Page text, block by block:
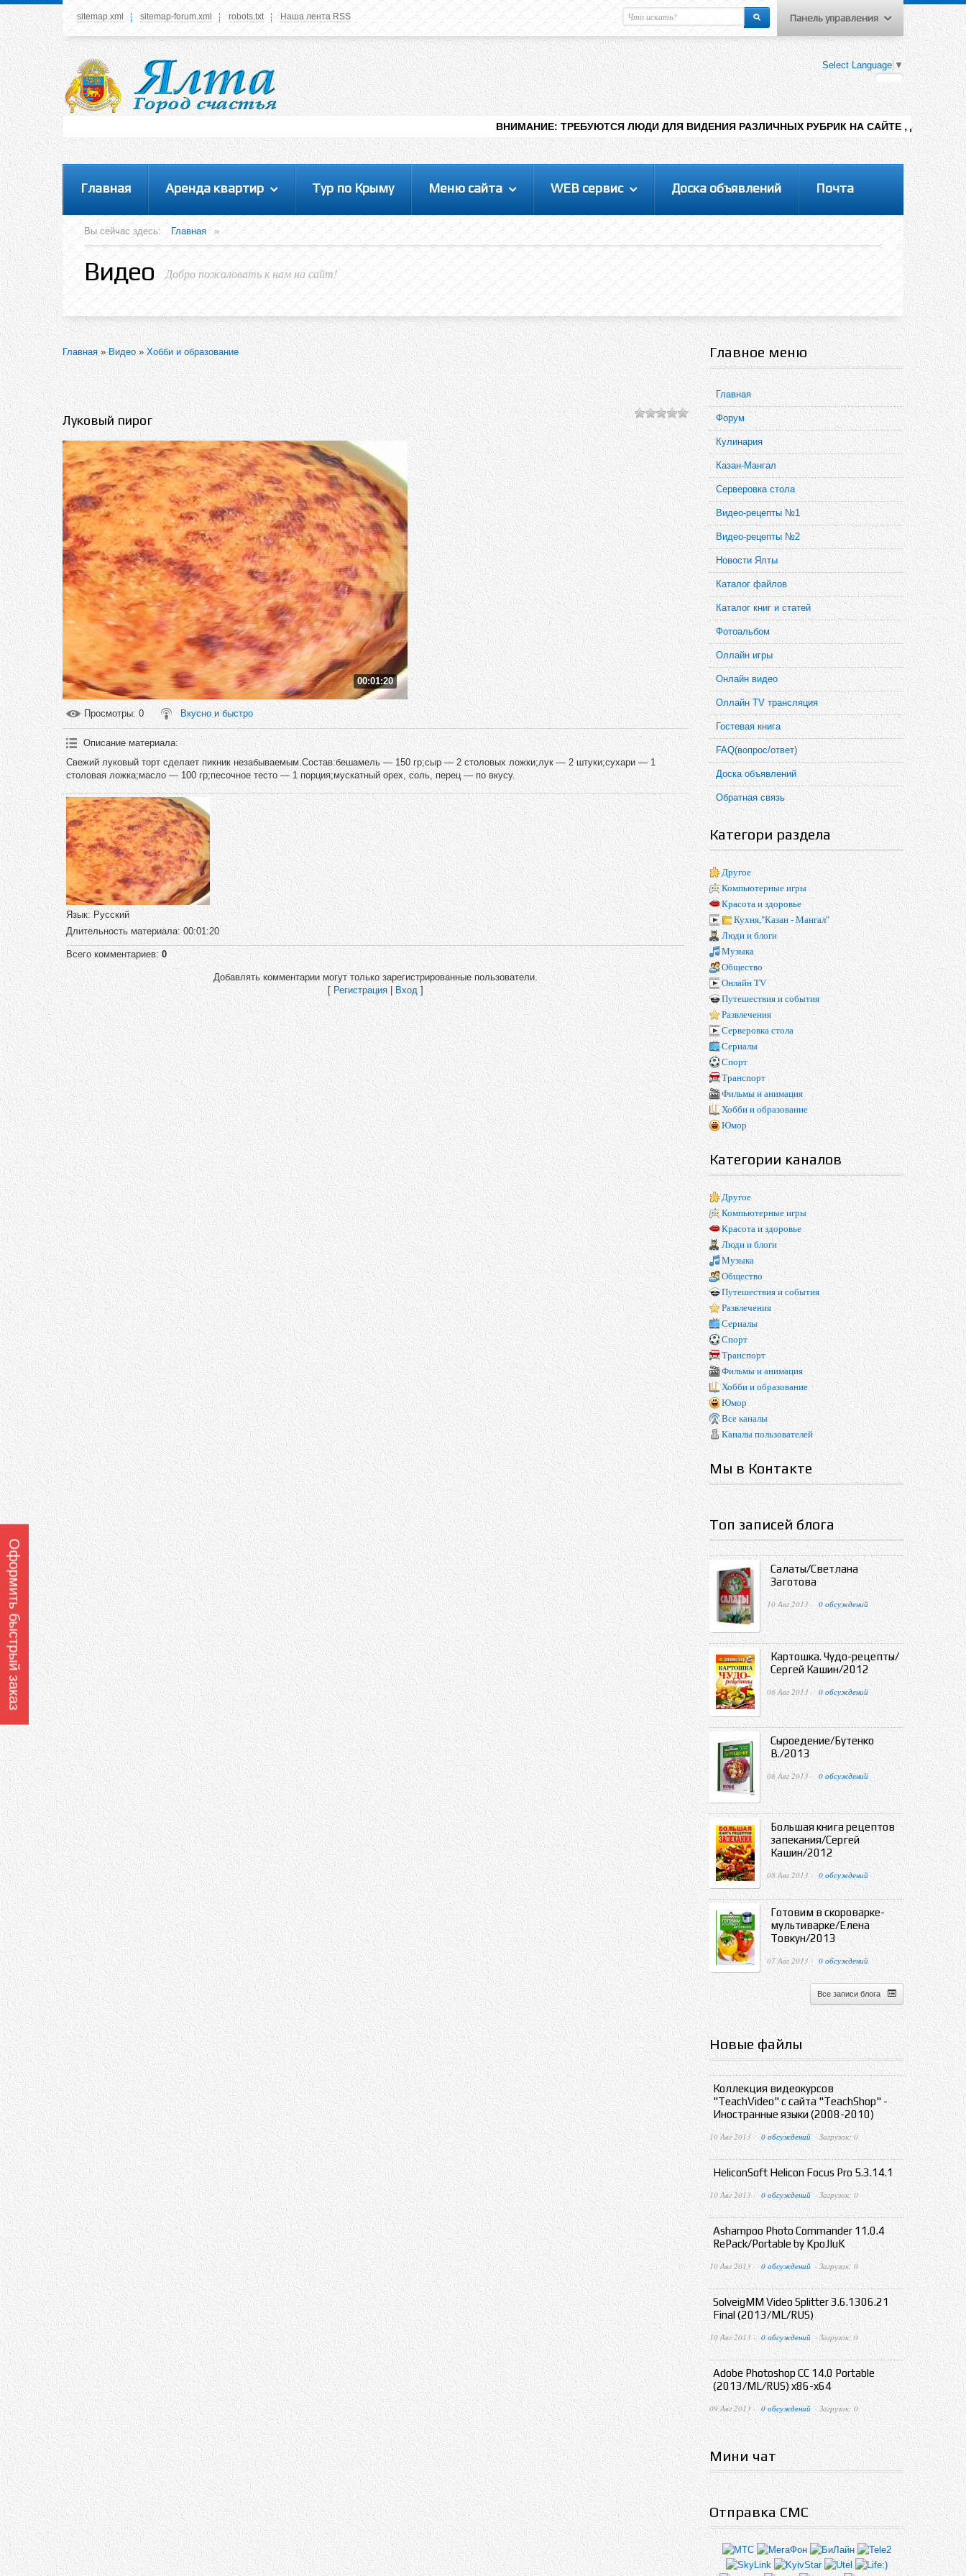
У вас нет прав просматривать данное меню,
пожалуйста, войдите на сайт под своим
логином или зарегестрируйтесь! Это позволит
вам пользоваться всеми функциями нашего
Здравствуйте уважаемыйГость. Чтобы
пользоваться данной панелью
управления, вам необходимо
авторизоваться на сайте под своим
логином, либо пройти регистрацию.
Меню пользователя
Вход на сайт
Регистрация
Панель управления
sitemap.xml sitemap-forum.xml robots.txt Наша лента RSS
Select Language ▼
ВНИМАНИЕ: ТРЕБУЮТСЯ ЛЮДИ ДЛЯ ВИДЕНИЯ РАЗЛИЧНЫХ РУБРИК НА САЙТЕ , ДОБАВЛЕНИЯ
Главная Аренда квартир Тур по Крыму Меню сайта WEB сервис Доска объявлений Почта
Вы сейчас здесь: Главная »
Видео Добро пожаловать к нам на сайт!
Главная»Видео»Хобби и образование
Луковый пирог
00:01:20
Просмотры: 0 Вкусно и быстро
Описание материала:
Свежий луковый торт сделает пикник незабываемым.Состав:бешамель — 150 гр;сыр — 2 столовых ложки;лук — 2 штуки;сухари — 1
столовая ложка;масло — 100 гр;песочное тесто — 1 порция;мускатный орех, соль, перец — по вкусу.
Язык: Русский
Длительность материала: 00:01:20
Всего комментариев:0
Добавлять комментарии могут только зарегистрированные пользователи.
[Регистрация|Вход]
Главное меню
Главная
Форум
Кулинария
Казан-Мангал
Серверовка стола
Видео-рецепты №1
Видео-рецепты №2
Новости Ялты
Каталог файлов
Каталог книг и статей
Фотоальбом
Оллайн игры
Онлайн видео
Оллайн TV трансляция
Гостевая книга
FAQ(вопрос/ответ)
Доска объявлений
Обратная связь
Категори раздела
Другое
Компьютерные игры
Красота и здоровье
Кухня,"Казан - Мангал"
Люди и блоги
Музыка
Общество
Онлайн TV
Путешествия и события
Развлечения
Серверовка стола
Сериалы
Спорт
Транспорт
Фильмы и анимация
Хобби и образование
Юмор
Категории каналов
Другое
Компьютерные игры
Красота и здоровье
Люди и блоги
Музыка
Общество
Путешествия и события
Развлечения
Сериалы
Спорт
Транспорт
Фильмы и анимация
Хобби и образование
Юмор
Все каналы
Каналы пользователей
Мы в Контакте
Топ записей блога
Салаты/Светлана
Заготова
10 Авг 2013 · 0 обсуждений
Картошка. Чудо-рецепты/
Сергей Кашин/2012
08 Авг 2013 · 0 обсуждений
Сыроедение/Бутенко
В./2013
08 Авг 2013 · 0 обсуждений
Большая книга рецептов
запекания/Сергей
Кашин/2012
08 Авг 2013 · 0 обсуждений
Готовим в скороварке-
мультиварке/Елена
Товкун/2013
07 Авг 2013 · 0 обсуждений
Все записи блога
Новые файлы
Коллекция видеокурсов
"TeachVideo" с сайта "TeachShop" -
Иностранные языки (2008-2010)
10 Авг 2013 · 0 обсуждений · Загрузок: 0
HeliconSoft Helicon Focus Pro 5.3.14.1
10 Авг 2013 · 0 обсуждений · Загрузок: 0
Ashampoo Photo Commander 11.0.4
RePack/Portable by KpoJIuK
10 Авг 2013 · 0 обсуждений · Загрузок: 0
SolveigMM Video Splitter 3.6.1306.21
Final (2013/ML/RUS)
10 Авг 2013 · 0 обсуждений · Загрузок: 0
Adobe Photoshop CC 14.0 Portable
(2013/ML/RUS) x86-x64
09 Авг 2013 · 0 обсуждений · Загрузок: 0
Мини чат
Отправка СМС
Оформить быстрый заказ